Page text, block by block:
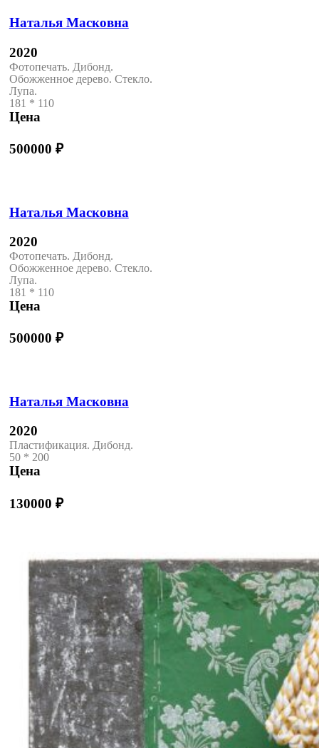
Наталья Масковна
2020
Фотопечать. Дибонд.
Обожженное дерево. Стекло.
Лупа.
181 * 110
Цена
500000 ₽
Наталья Масковна
2020
Фотопечать. Дибонд.
Обожженное дерево. Стекло.
Лупа.
181 * 110
Цена
500000 ₽
Наталья Масковна
2020
Пластификация. Дибонд.
50 * 200
Цена
130000 ₽